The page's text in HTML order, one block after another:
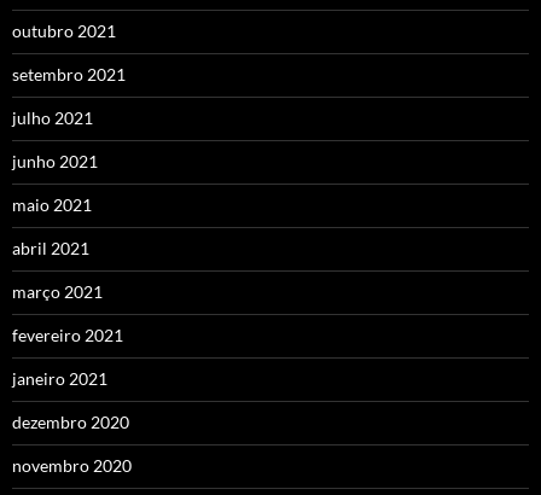
outubro 2021
setembro 2021
julho 2021
junho 2021
maio 2021
abril 2021
março 2021
fevereiro 2021
janeiro 2021
dezembro 2020
novembro 2020